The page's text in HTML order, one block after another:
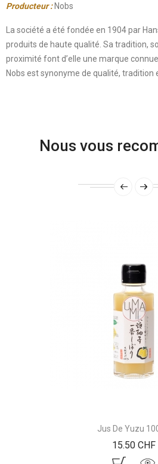
Producteur : Nobs
La société a été fondée en 1904 par
produits de haute qualité. Sa tradition,
proximité font d’elle une marque
Nobs est synonyme de qualité, tradition
Nous vous
Jus De Yuzu
15.50 CHF